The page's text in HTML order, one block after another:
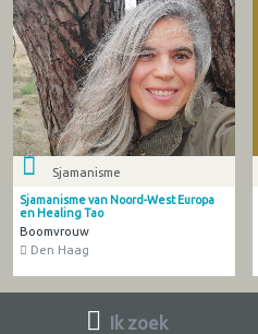
Sjamanisme
Sjamanisme van Noord-West Europa
en Healing Tao
Boomvrouw
Den Haag
Ik zoek